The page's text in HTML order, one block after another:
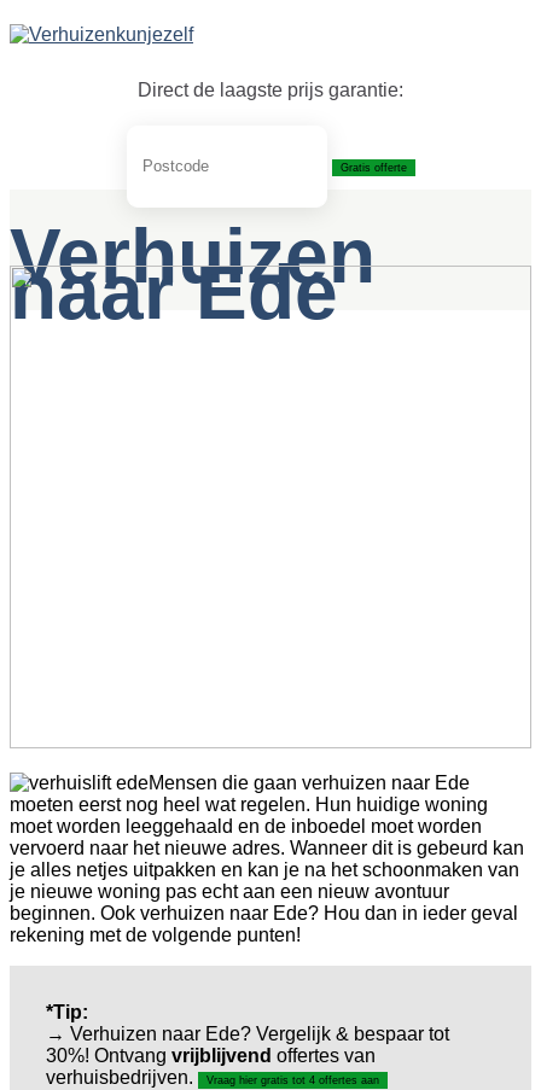
to
Direct de laagste prijs garantie:
Gratis offerte
Verhuizen
naar Ede
Mensen die gaan verhuizen naar Ede
moeten eerst nog heel wat regelen. Hun huidige woning
moet worden leeggehaald en de inboedel moet worden
vervoerd naar het nieuwe adres. Wanneer dit is gebeurd kan
je alles netjes uitpakken en kan je na het schoonmaken van
je nieuwe woning pas echt aan een nieuw avontuur
beginnen. Ook verhuizen naar Ede? Hou dan in ieder geval
rekening met de volgende punten!
*Tip:
→ Verhuizen naar Ede? Vergelijk & bespaar tot
30%! Ontvang vrijblijvend offertes van
verhuisbedrijven.
Vraag hier gratis tot 4 offertes aan